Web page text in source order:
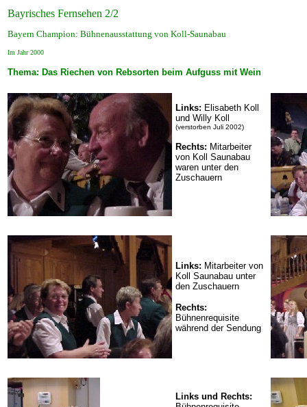
Bayrisches Fernsehen 2/2
Bayern Champion: Bühnenausstattung von Koll-Saunabau
Im Jahr 2000
Thema: Das Riechen von Rebsorten beim Aufguss mit Wein
Links: Elisabeth Koll
und Willy Koll
(verstorben Juli 2002)
Rechts: Mitarbeiter
von Koll Saunabau
waren unter den
Zuschauern
Links: Mitarbeiter von
Koll Saunabau unter
den Zuschauern
Rechts:
Bühnenrequisite
während der Sendung
Links und Rechts: